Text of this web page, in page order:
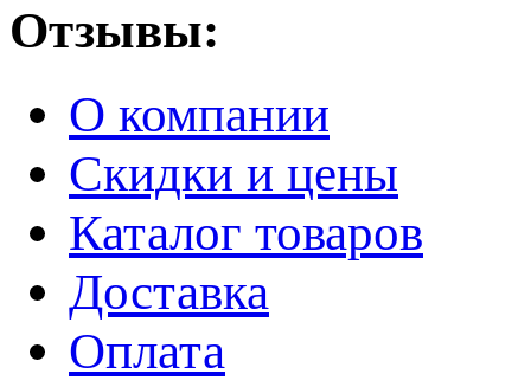
Отзывы:
О компании
Скидки и цены
Каталог товаров
Доставка
Оплата